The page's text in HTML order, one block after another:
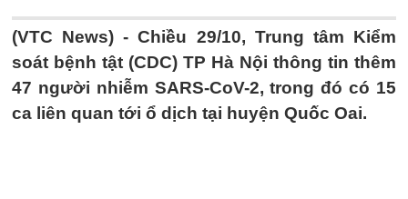
(VTC News) -Chiều 29/10, Trung tâm Kiểm
soát bệnh tật (CDC) TP Hà Nội thông tin thêm
47 người nhiễm SARS-CoV-2, trong đó có 15
ca liên quan tới ổ dịch tại huyện Quốc Oai.